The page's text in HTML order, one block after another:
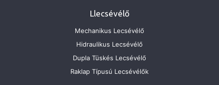
Llecsévélő
Mechanikus Lecsévélő
Hidraulikus Lecsévélő
Dupla Tüskés Lecsévélő
Raklap Típusú Lecsévélők